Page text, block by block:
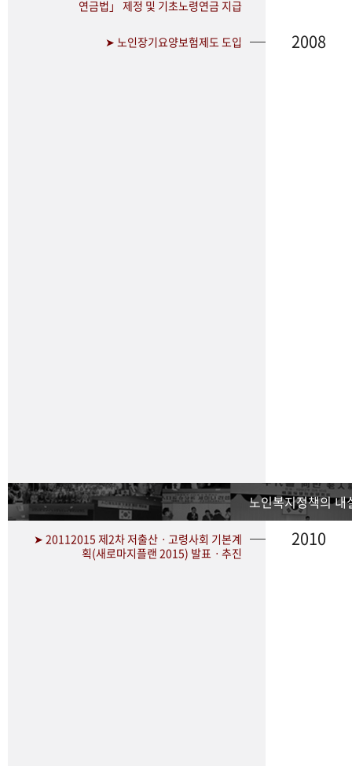
연금법」 제정 및 기초노령연금 지급
➤ 노인장기요양보험제도 도입 2008
노인복지정책의 내
➤ 20112015 제2차 저출산ㆍ고령사회 기본계
획(새로마지플랜 2015) 발표ㆍ추진
2010